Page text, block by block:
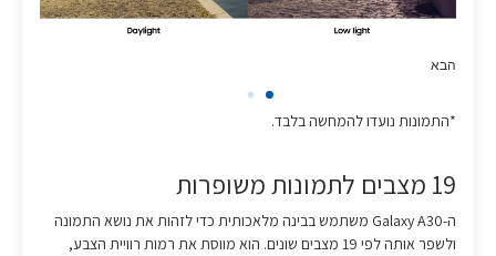
הבא
*התמונות נועדו להמחשה בלבד.
19 מצבים לתמונות משופרות
ה-Galaxy A30 משתמש בבינה מלאכותית כדי לזהות את נושא התמונה
ולשפר אותה לפי 19 מצבים שונים. הוא מווסת את רמות רוויית הצבע,